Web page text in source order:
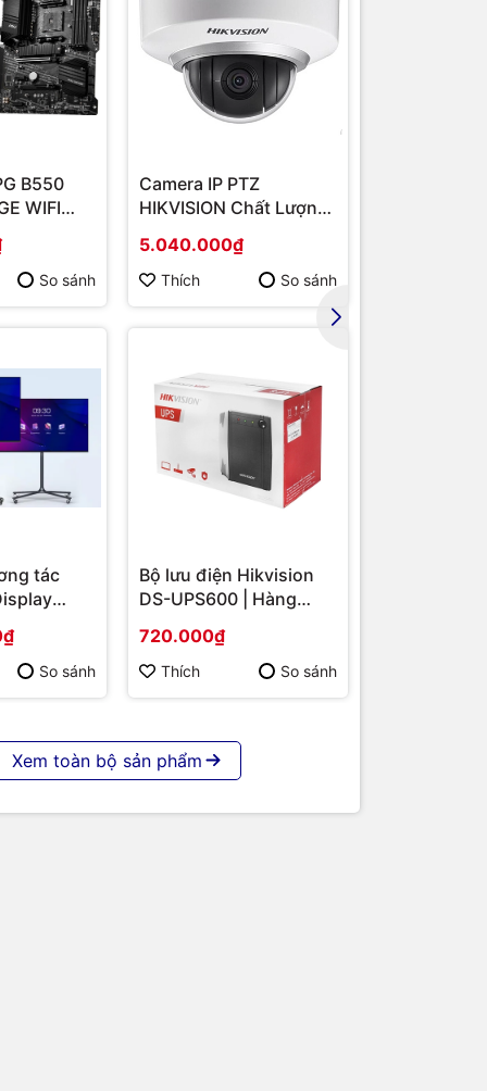
B550
WIFI
So sánh
Camera IP PTZ
HIKVISION Chất Lượng
5.040.000₫
Thích So sánh
tác
| Cấu
| HàngSo sánh
Bộ lưu điện Hikvision
DS-UPS600 | Hàng
720.000₫
Thích So sánh
Xem toàn bộ sản phẩm
ấn.
dàng in
in trực
Chất
sản